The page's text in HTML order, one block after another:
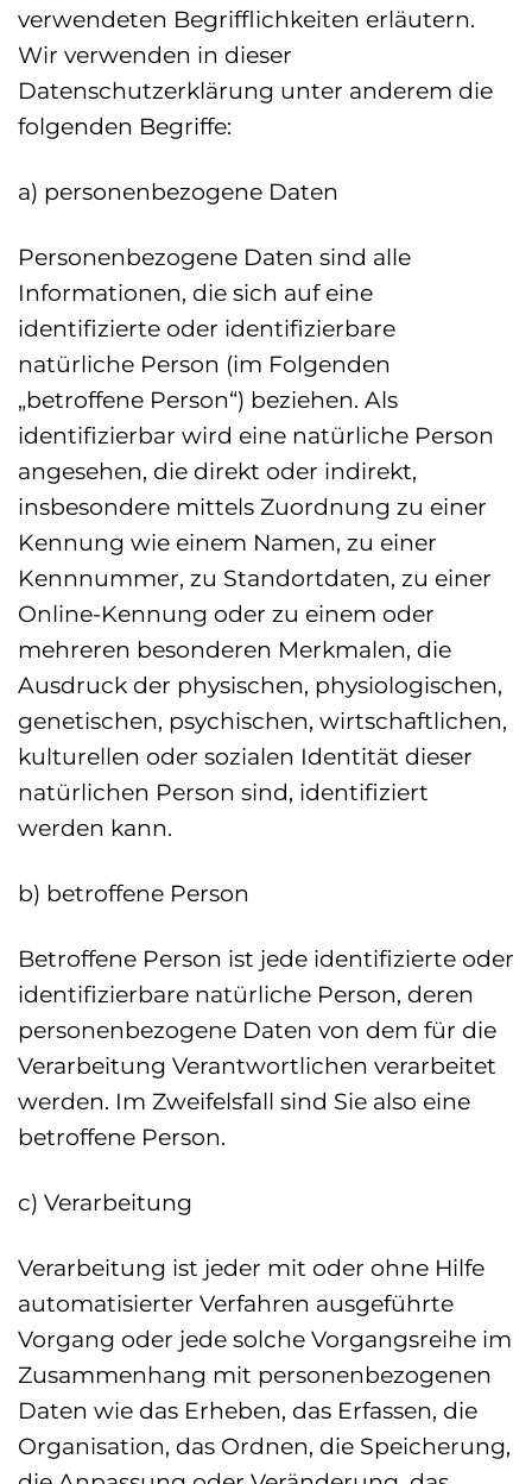
verwendeten Begrifflichkeiten erläutern.
Wir verwenden in dieser
Datenschutzerklärung unter anderem die
folgenden Begriffe:
a) personenbezogene Daten
Personenbezogene Daten sind alle
Informationen, die sich auf eine
identifizierte oder identifizierbare
natürliche Person (im Folgenden
„betroffene Person“) beziehen. Als
identifizierbar wird eine natürliche Person
angesehen, die direkt oder indirekt,
insbesondere mittels Zuordnung zu einer
Kennung wie einem Namen, zu einer
Kennnummer, zu Standortdaten, zu einer
Online-Kennung oder zu einem oder
mehreren besonderen Merkmalen, die
Ausdruck der physischen, physiologischen,
genetischen, psychischen, wirtschaftlichen,
kulturellen oder sozialen Identität dieser
natürlichen Person sind, identifiziert
werden kann.
b) betroffene Person
Betroffene Person ist jede identifizierte oder
identifizierbare natürliche Person, deren
personenbezogene Daten von dem für die
Verarbeitung Verantwortlichen verarbeitet
werden. Im Zweifelsfall sind Sie also eine
betroffene Person.
c) Verarbeitung
Verarbeitung ist jeder mit oder ohne Hilfe
automatisierter Verfahren ausgeführte
Vorgang oder jede solche Vorgangsreihe im
Zusammenhang mit personenbezogenen
Daten wie das Erheben, das Erfassen, die
Organisation, das Ordnen, die Speicherung,